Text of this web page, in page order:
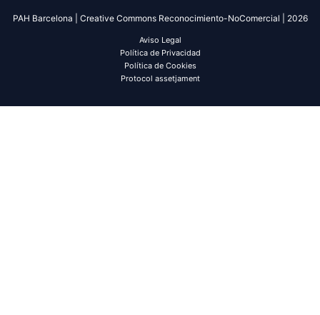
PAH Barcelona | Creative Commons Reconocimiento-NoComercial | 2026
Aviso Legal
Política de Privacidad
Política de Cookies
Protocol assetjament